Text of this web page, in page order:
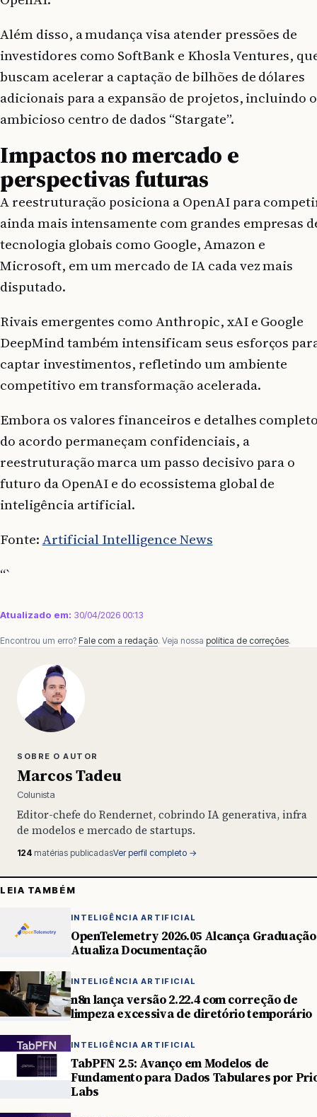
Além disso, a mudança visa atender pressões de
investidores como SoftBank e Khosla Ventures,
buscam acelerar a captação de bilhões de dólares
adicionais para a expansão de projetos, incluindo o
ambicioso centro de dados “Stargate”.
Impactos no mercado e
perspectivas futuras
A reestruturação posiciona a OpenAI para
ainda mais intensamente com grandes empresas
tecnologia globais como Google, Amazon e
Microsoft, em um mercado de IA cada vez mais
disputado.
Rivais emergentes como Anthropic, xAI e Google
DeepMind também intensificam seus esforços
captar investimentos, refletindo um ambiente
competitivo em transformação acelerada.
Embora os valores financeiros e detalhes
do acordo permaneçam confidenciais, a
reestruturação marca um passo decisivo para o
futuro da OpenAI e do ecossistema global de
inteligência artificial.
Fonte:Artificial Intelligence News
“`
Atualizado em: 30/04/2026 00:13
Encontrou um erro? Fale com a redação. Veja nossa política de correções.
SOBRE O AUTOR
Marcos Tadeu
Colunista
Editor-chefe do Rendernet, cobrindo IA generativa, infra
de modelos e mercado de startups.
124 matérias publicadasVer perfil completo →
LEIA TAMBÉM
INTELIGÊNCIA ARTIFICIAL
OpenTelemetry 2026.05 Alcança
Atualiza Documentação
INTELIGÊNCIA ARTIFICIAL
n8n lança versão 2.22.4 com correção de
limpeza excessiva de diretório temporário
INTELIGÊNCIA ARTIFICIAL
TabPFN 2.5: Avanço em Modelos de
Fundamento para Dados Tabulares por
Labs